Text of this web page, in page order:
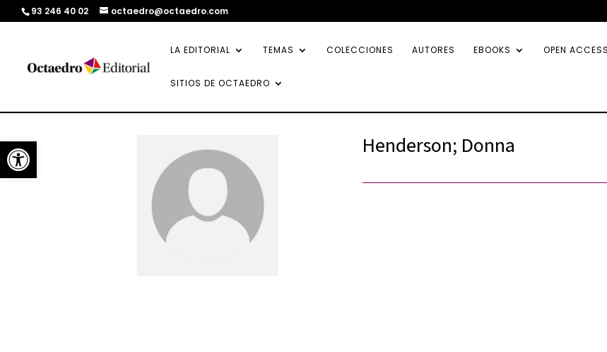
Abrir barra de herramientas
93 246 40 02 octaedro@octaedro.com
LA EDITORIAL TEMAS COLECCIONES AUTORES EBOOKS OPEN ACCESS
SITIOS DE OCTAEDRO
Henderson; Donna